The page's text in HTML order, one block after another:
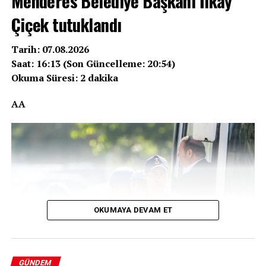
Çiçek tutuklandı
Tarih: 07.08.2026
Saat: 16:13 (Son Güncelleme: 20:54)
Okuma Süresi: 2 dakika
AA
OKUMAYA DEVAM ET
GÜNDEM